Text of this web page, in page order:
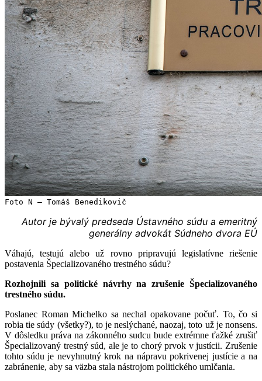
Foto N – Tomáš Benedikovič
Autor je bývalý predseda Ústavného súdu a emeritný
generálny advokát Súdneho dvora EÚ
Váhajú, testujú alebo už rovno pripravujú legislatívne riešenie
postavenia Špecializovaného trestného súdu?
Rozhojnili sa politické návrhy na zrušenie Špecializovaného
trestného súdu.
Poslanec Roman Michelko sa nechal opakovane počuť. To, čo si
robia tie súdy (všetky?), to je neslýchané, naozaj, toto už je nonsens.
V dôsledku práva na zákonného sudcu bude extrémne ťažké zrušiť
Špecializovaný trestný súd, ale je to chorý prvok v justícii. Zrušenie
tohto súdu je nevyhnutný krok na nápravu pokrivenej justície a na
zabránenie, aby sa väzba stala nástrojom politického umlčania.